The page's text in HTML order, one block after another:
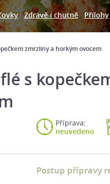
Zdravě i chutně Přílohy
zmrzliny a horkým ovocem
s
Příprava:
neuvedeno
Postup přípravy